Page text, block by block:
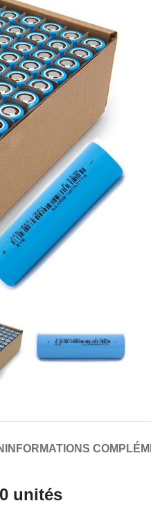
INFORMATIONS
unités